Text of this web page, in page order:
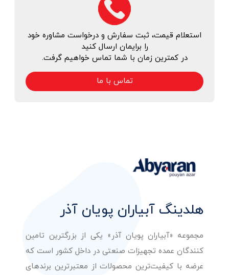
استعلام قیمت، ثبت سفارش و درخواست مشاوره خود
را برایمان ارسال کنید
در کمترین زمان با شما تماس خواهیم گرفت.
تماس با ما
هلدینگ آبیاران پویان آذر
مجموعه «آبیاران پویان آذر» یکی از بزرگترین تامین
کنندگان عمده تجهیزات صنعتی در داخل کشور است که
عرضه با کیفیت‌ترین محصولات از معتبرترین برندهای